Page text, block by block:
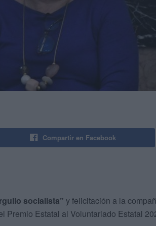
Compartir en Facebook
socialista” y felicitación a la
Premio Estatal al Voluntariado Estatal